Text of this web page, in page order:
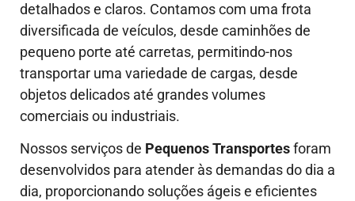
detalhados e claros. Contamos com uma frota
diversificada de veículos, desde caminhões de
pequeno porte até carretas, permitindo-nos
transportar uma variedade de cargas, desde
objetos delicados até grandes volumes
comerciais ou industriais.
Nossos serviços de Pequenos Transportesforam
desenvolvidos para atender às demandas do dia a
dia, proporcionando soluções ágeis e eficientes